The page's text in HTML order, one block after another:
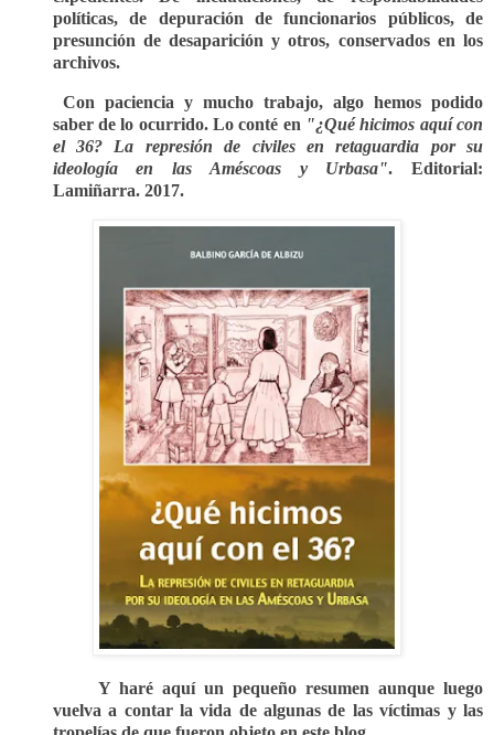
políticas, de depuración de funcionarios públicos, de
presunción de desaparición y otros, conservados en los
archivos.
Con paciencia y mucho trabajo, algo hemos podido
saber de lo ocurrido. Lo conté en "¿Qué hicimos aquí con
el 36? La represión de civiles en retaguardia por su
ideología en las Améscoas y Urbasa". Editorial:
Lamiñarra. 2017.
Y haré aquí un pequeño resumen aunque luego
vuelva a contar la vida de algunas de las víctimas y las